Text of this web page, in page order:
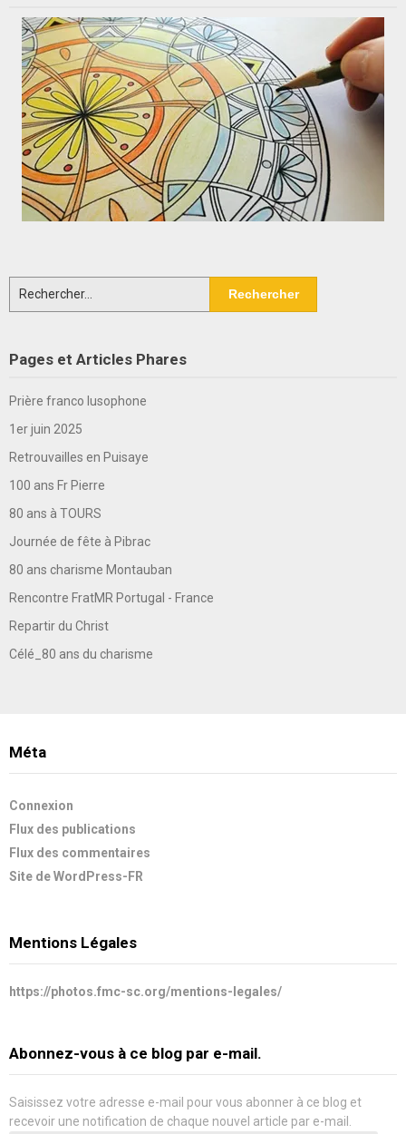
Pages et Articles Phares
Prière franco lusophone
1er juin 2025
Retrouvailles en Puisaye
100 ans Fr Pierre
80 ans à TOURS
Journée de fête à Pibrac
80 ans charisme Montauban
Rencontre FratMR Portugal - France
Repartir du Christ
Célé_80 ans du charisme
Méta
Connexion
Flux des publications
Flux des commentaires
Site de WordPress-FR
Mentions Légales
https://photos.fmc-sc.org/mentions-legales/
Abonnez-vous à ce blog par e-mail.
Saisissez votre adresse e-mail pour vous abonner à ce blog et
recevoir une notification de chaque nouvel article par e-mail.